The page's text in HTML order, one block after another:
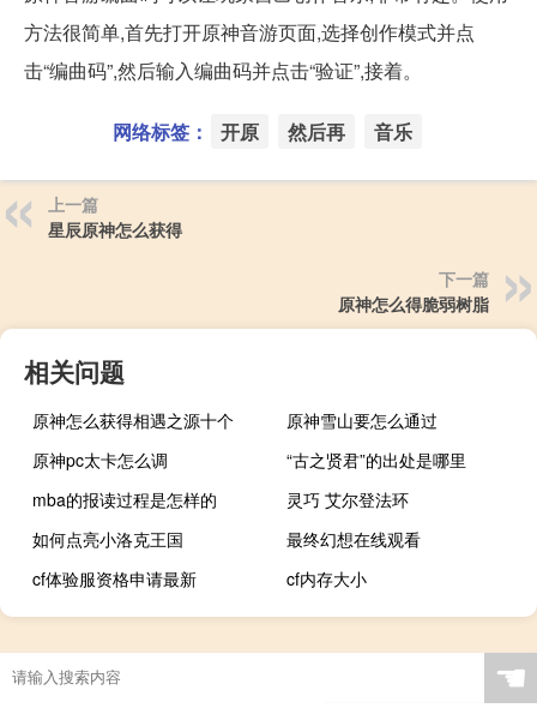
方法很简单,首先打开原神音游页面,选择创作模式并点
击“编曲码”,然后输入编曲码并点击“验证”,接着。
网络标签： 开原 然后再 音乐
上一篇
星辰原神怎么获得
下一篇
原神怎么得脆弱树脂
相关问题
原神怎么获得相遇之源十个
原神雪山要怎么通过
原神pc太卡怎么调
“古之贤君”的出处是哪里
mba的报读过程是怎样的
灵巧 艾尔登法环
如何点亮小洛克王国
最终幻想在线观看
cf体验服资格申请最新
cf内存大小
☚